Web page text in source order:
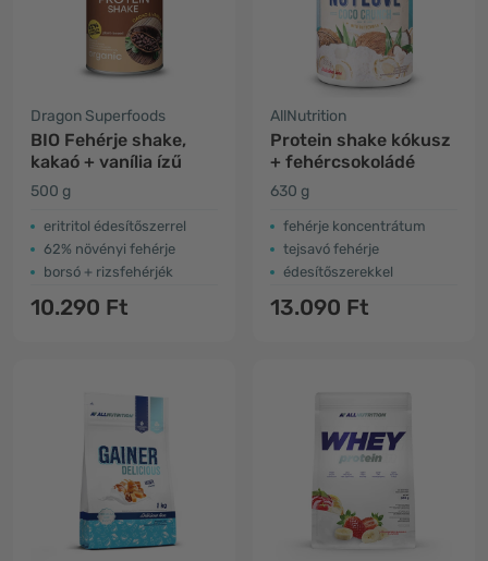
Dragon Superfoods
BIO Fehérje shake,
kakaó + vanília ízű
500 g
eritritol édesítőszerrel
62% növényi fehérje
borsó + rizsfehérjék
10.290 Ft
AllNutrition
Protein shake kókusz
+ fehércsokoládé
630 g
fehérje koncentrátum
tejsavó fehérje
édesítőszerekkel
13.090 Ft